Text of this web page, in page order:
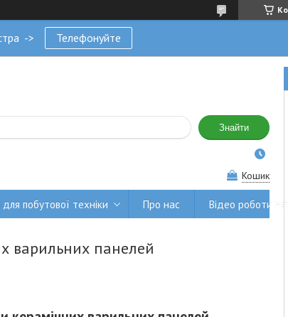
-> Телефонуйте
Знайти
Кошик
побутової техніки Про нас Відео роботи
варильних панелей